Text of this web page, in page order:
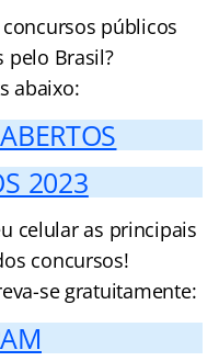
públicos
pelo Brasil?
abaixo:
2023
celular as principais
concursos!
se gratuitamente: